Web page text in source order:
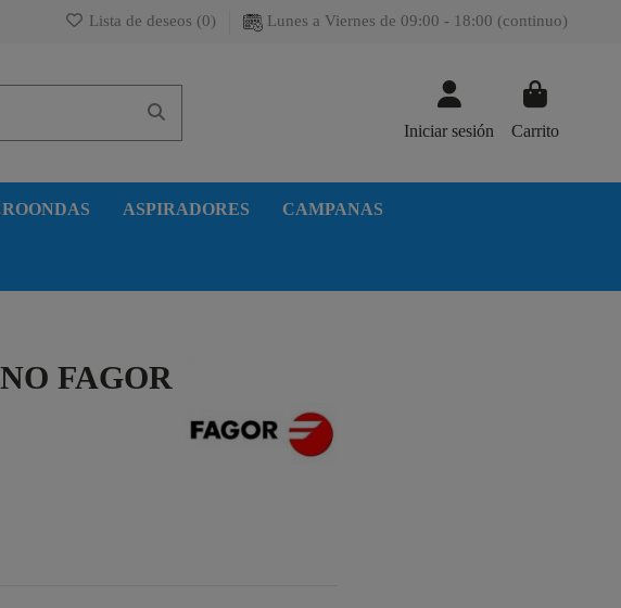
Lista de deseos (0) Lunes a Viernes de 09:00 - 18:00 (continuo)
Iniciar sesión Carrito
ASPIRADORES CAMPANAS
FAGOR